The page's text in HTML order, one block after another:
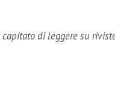
di leggere su